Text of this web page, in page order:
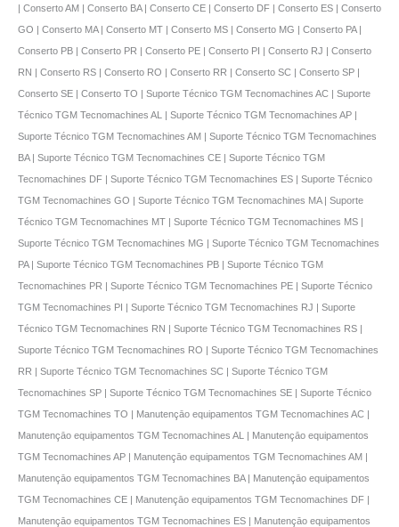
| Conserto AM | Conserto BA | Conserto CE | Conserto DF | Conserto ES | Conserto
GO | Conserto MA | Conserto MT | Conserto MS | Conserto MG | Conserto PA |
Conserto PB | Conserto PR | Conserto PE | Conserto PI | Conserto RJ | Conserto
RN | Conserto RS | Conserto RO | Conserto RR | Conserto SC | Conserto SP |
Conserto SE | Conserto TO | Suporte Técnico TGM Tecnomachines AC | Suporte
Técnico TGM Tecnomachines AL | Suporte Técnico TGM Tecnomachines AP |
Suporte Técnico TGM Tecnomachines AM | Suporte Técnico TGM Tecnomachines
BA | Suporte Técnico TGM Tecnomachines CE | Suporte Técnico TGM
Tecnomachines DF | Suporte Técnico TGM Tecnomachines ES | Suporte Técnico
TGM Tecnomachines GO | Suporte Técnico TGM Tecnomachines MA | Suporte
Técnico TGM Tecnomachines MT | Suporte Técnico TGM Tecnomachines MS |
Suporte Técnico TGM Tecnomachines MG | Suporte Técnico TGM Tecnomachines
PA | Suporte Técnico TGM Tecnomachines PB | Suporte Técnico TGM
Tecnomachines PR | Suporte Técnico TGM Tecnomachines PE | Suporte Técnico
TGM Tecnomachines PI | Suporte Técnico TGM Tecnomachines RJ | Suporte
Técnico TGM Tecnomachines RN | Suporte Técnico TGM Tecnomachines RS |
Suporte Técnico TGM Tecnomachines RO | Suporte Técnico TGM Tecnomachines
RR | Suporte Técnico TGM Tecnomachines SC | Suporte Técnico TGM
Tecnomachines SP | Suporte Técnico TGM Tecnomachines SE | Suporte Técnico
TGM Tecnomachines TO | Manutençāo equipamentos TGM Tecnomachines AC |
Manutençāo equipamentos TGM Tecnomachines AL | Manutençāo equipamentos
TGM Tecnomachines AP | Manutençāo equipamentos TGM Tecnomachines AM |
Manutençāo equipamentos TGM Tecnomachines BA | Manutençāo equipamentos
TGM Tecnomachines CE | Manutençāo equipamentos TGM Tecnomachines DF |
Manutençāo equipamentos TGM Tecnomachines ES | Manutençāo equipamentos